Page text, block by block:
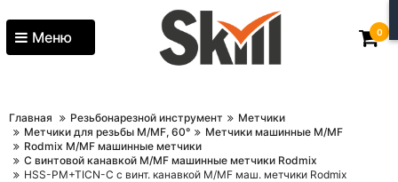
Меню 0
Главная Резьбонарезной инструмент
Метчики
Метчики для резьбы M/MF, 60°
Метчики машинные M/MF
Rodmix M/MF машинные метчики
С винтовой канавкой M/MF машинные метчики Rodmix
HSS-PM+TICN-C c винт. канавкой M/MF маш. метчики Rodmix